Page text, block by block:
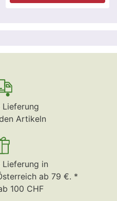
Lieferung
Artikeln
Lieferung in
ab 79 €. *
100 CHF